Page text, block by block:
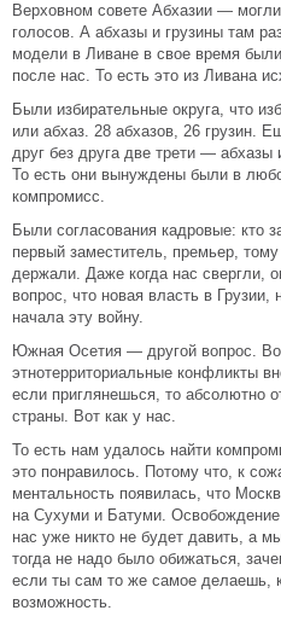
Верховном совете Абхазии —
голосов. А абхазы и грузины там
модели в Ливане в свое время
после нас. То есть это из Ливана
Были избирательные округа, что
или абхаз. 28 абхазов, 26 грузин.
друг без друга две трети —
То есть они вынуждены были в
компромисс.
Были согласования кадровые: кто
первый заместитель, премьер,
держали. Даже когда нас свергли,
вопрос, что новая власть в Грузии,
начала эту войну.
Южная Осетия — другой вопрос.
этнотерриториальные конфликты
если приглянешься, то абсолютно
страны. Вот как у нас.
То есть нам удалось найти
это понравилось. Потому что, к
ментальность появилась, что
на Сухуми и Батуми.
нас уже никто не будет давить, а
тогда не надо было обижаться,
если ты сам то же самое делаешь,
возможность.